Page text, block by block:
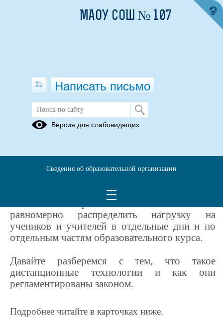
Дистанционные образовательные
технологии
Что такое дистанционное образование?
используются
школах. Их применение позволяет более
равномерно распределить нагрузку на
учеников и учителей в отдельные дни и по
отдельным частям образовательного курса.
Давайте разберемся с тем, что такое
дистанционные технологии и как они
регламентированы законом.
Подробнее читайте в карточках ниже.
МАОУ СОШ № 107
Написать письмо
Версия для слабовидящих
Сведения об образовательной организации